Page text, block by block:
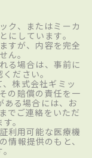
ク、またはミーカ
にしています。
すが、内容を完全
ん。
る場合は、事前に
ださい。
株式会社ギミッ
の賠償の責任を一
ある場合には、お
でご連絡をいただ
。
利用可能な医療機
情報提供のもと、